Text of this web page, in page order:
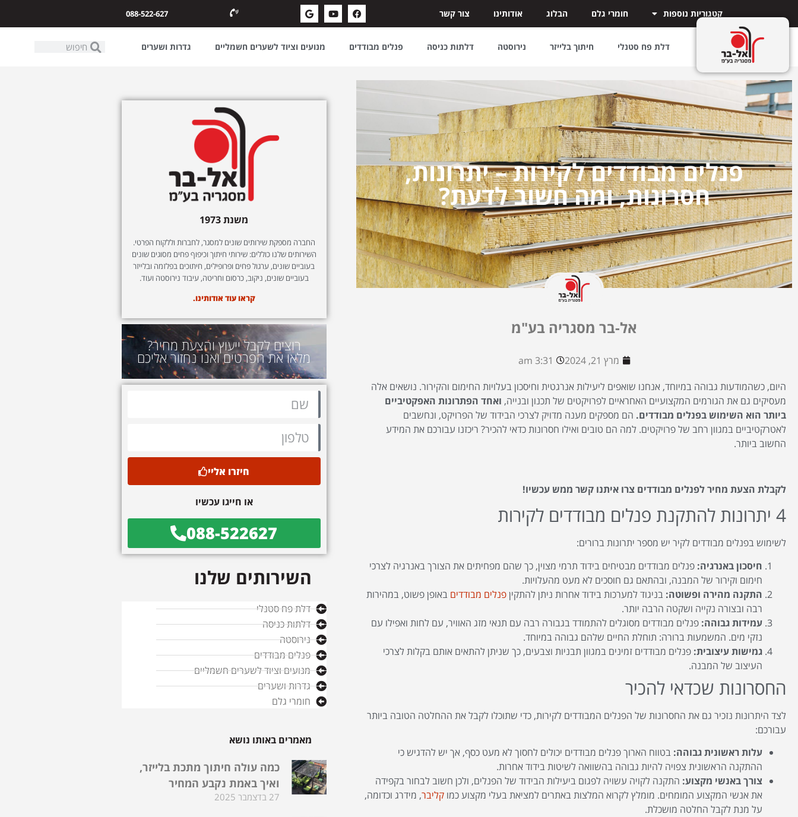
קטגוריות נוספות חומרי גלם הבלוג אודותינו צור קשר 088-522-627
דלת פח סטנלי חיתוך בלייזר נירוסטה דלתות כניסה פנלים מבודדים מנועים וציוד לשערים חשמליים גדרות ושערים
פנלים מבודדים לקירות – יתרונות,
חסרונות, ומה חשוב לדעת?
אל-בר מסגריה בע"מ
מרץ 21, 2024
3:31 am
היום, כשהמודעות גבוהה במיוחד, אנחנו שואפים ליעילות אנרגטית וחיסכון בעלויות החימום והקירור. נושאים אלה
מעסיקים גם את הגורמים המקצועיים האחראיים לפרויקטים של תכנון ובנייה, ואחד הפתרונות האפקטיביים
ביותר הוא השימוש בפנלים מבודדים. הם מספקים מענה מדויק לצרכי הבידוד של הפרויקט, ונחשבים
לאטרקטיביים במגוון רחב של פרויקטים. למה הם טובים ואילו חסרונות כדאי להכיר? ריכזנו עבורכם את המידע
החשוב ביותר.
לקבלת הצעת מחיר לפנלים מבודדים צרו איתנו קשר ממש עכשיו!
4 יתרונות להתקנת פנלים מבודדים לקירות
לשימוש בפנלים מבודדים לקיר יש מספר יתרונות ברורים:
חיסכון באנרגיה: פנלים מבודדים מבטיחים בידוד תרמי מצוין, כך שהם מפחיתים את הצורך באנרגיה לצרכי
חימום וקירור של המבנה, ובהתאם גם חוסכים לא מעט מהעלויות.
התקנה מהירה ופשוטה: בניגוד למערכות בידוד אחרות ניתן להתקיןפנלים מבודדים באופן פשוט, במהירות
רבה ובצורה נקייה ושקטה הרבה יותר.
עמידות גבוהה: פנלים מבודדים מסוגלים להתמודד בגבורה רבה עם תנאי מזג האוויר, עם לחות ואפילו עם
נזקי מים. המשמעות ברורה: תוחלת החיים שלהם גבוהה במיוחד.
גמישות עיצובית: פנלים מבודדים זמינים במגוון תבניות וצבעים, כך שניתן להתאים אותם בקלות לצרכי
העיצוב של המבנה.
החסרונות שכדאי להכיר
לצד היתרונות נזכיר גם את החסרונות של הפנלים המבודדים לקירות, כדי שתוכלו לקבל את ההחלטה הטובה ביותר
עבורכם:
עלות ראשונית גבוהה: בטווח הארוך פנלים מבודדים יכולים לחסוך לא מעט כסף, אך יש להדגיש כי
ההתקנה הראשונית צפויה להיות גבוהה בהשוואה לשיטות בידוד אחרות.
צורך באנשי מקצוע: התקנה לקויה עשויה לפגום ביעילות הבידוד של הפנלים, ולכן חשוב לבחור בקפידה
את אנשי המקצוע המומחים. מומלץ לקרוא המלצות באתרים למציאת בעלי מקצוע כמו קליבר, מידרג וכדומה,
על מנת לקבל החלטה מושכלת.
משנת 1973
החברה מספקת שירותים שונים למסגר, לחברות וללקוח הפרטי.
השירותים שלנו כוללים: שירותי חיתוך וכיפוף פחים מסוגים שונים
בעוביים שונים, ערגול פחים ופרופילים, חיתוכים בפלזמה ובלייזר
בעוביים שונים, ניקוב, כרסום וחריטה, עיבוד נירוסטה ועוד.
קראו עוד אודותינו.
רוצים לקבל ייעוץ והצעת מחיר?
מלאו את הפרטים ואנו נחזור אליכם
חיזרו אליי
או חייגו עכשיו
088-522627
השירותים שלנו
דלת פח סטנלי
דלתות כניסה
נירוסטה
פנלים מבודדים
מנועים וציוד לשערים חשמליים
גדרות ושערים
חומרי גלם
מאמרים באותו נושא
כמה עולה חיתוך מתכת בלייזר,
ואיך באמת נקבע המחיר
27 בדצמבר 2025